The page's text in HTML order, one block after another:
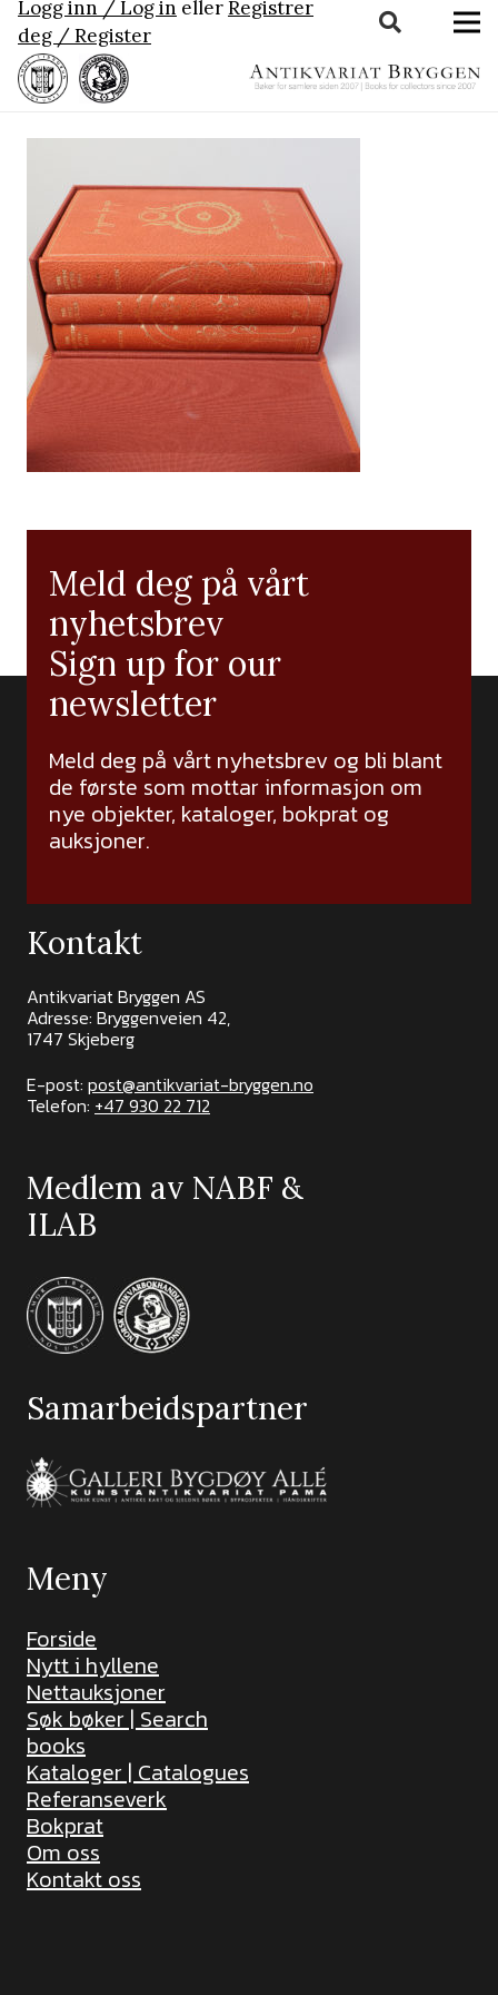
Logg inn / Log in ellerRegistrer
deg / Register
Meld deg på vårt
nyhetsbrev
Sign up for our
newsletter
Meld deg på vårt nyhetsbrev og bli blant
de første som mottar informasjon om
nye objekter, kataloger, bokprat og
auksjoner.
Kontakt
Antikvariat Bryggen AS
Adresse: Bryggenveien 42,
1747 Skjeberg
E-post: post@antikvariat-bryggen.no
Telefon: +47 930 22 712
Medlem av NABF &
ILAB
Samarbeidspartner
Meny
Forside
Nytt i hyllene
Nettauksjoner
Søk bøker | Search
books
Kataloger | Catalogues
Referanseverk
Bokprat
Om oss
Kontakt oss